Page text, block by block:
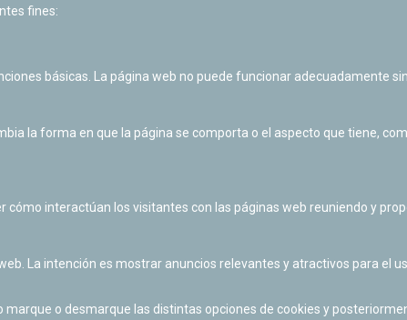
fines:
básicas. La página web no puede funcionar adecuadamente
la forma en que la página se comporta o el aspecto que tiene,
cómo interactúan los visitantes con las páginas web reuniendo y
La intención es mostrar anuncios relevantes y atractivos para el
o desmarque las distintas opciones de cookies y